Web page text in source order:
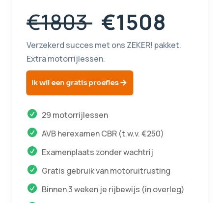
€1803 €1508
Verzekerd succes met ons ZEKER! pakket.
Extra motorrijlessen.
Ik wil een gratis proefles
29 motorrijlessen
AVB herexamen CBR (t.w.v. €250)
Examenplaats zonder wachtrij
Gratis gebruik van motoruitrusting
Binnen 3 weken je rijbewijs (in overleg)